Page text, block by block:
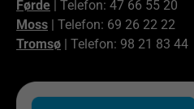
Førde | Telefon: 47 66 55 20
Moss | Telefon: 69 26 22 22
Tromsø | Telefon: 98 21 83 44